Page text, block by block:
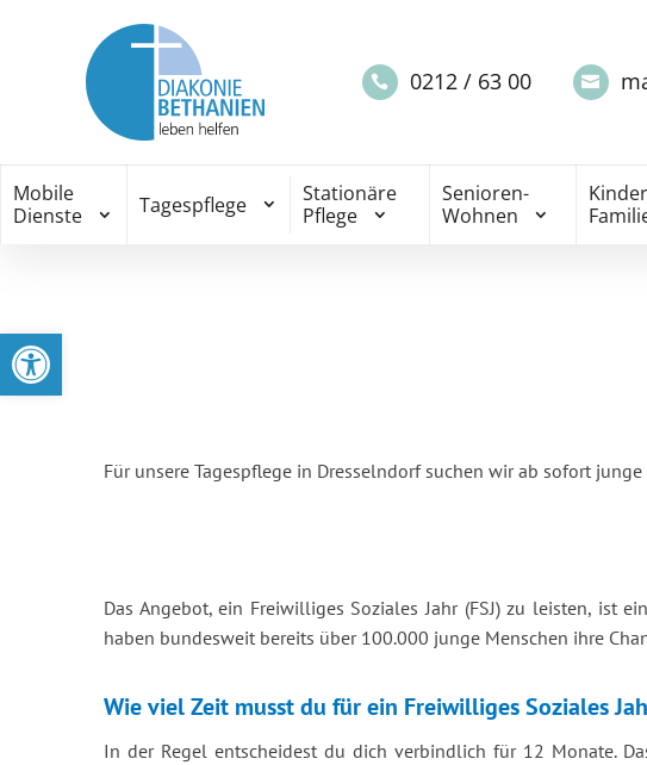
Open toolbar
0212 / 63 00
Mobile
Dienste
Tagespflege
Stationäre
Pflege
Senioren-
Wohnen
Für unsere Tagespflege in Dresselndorf suchen wir ab sofort
Das Angebot, ein Freiwilliges Soziales Jahr (FSJ) zu leisten, ist
haben bundesweit bereits über 100.000 junge Menschen ihre
Wie viel Zeit musst du für ein Freiwilliges Soziales
In der Regel entscheidest du dich verbindlich für 12 Monate.